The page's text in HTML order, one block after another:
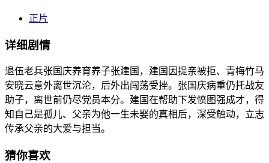
正片
详细剧情
退伍老兵张国庆养育养子张建国，建国因提亲被拒、青梅竹马
安晓云意外离世沉沦，后外出闯荡受挫。张国庆病重仍托战友
助子，离世前仍尽党员本分。建国在帮助下发愤图强成才，得
知自己是孤儿、父亲为他一生未娶的真相后，深受触动，立志
传承父亲的大爱与担当。
猜你喜欢